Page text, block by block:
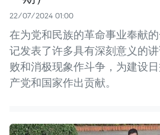
22/07/2024 01:00
在为党和民族的革命事业奉献
记发表了许多具有深刻意义的
败和消极现象作斗争，为建设
产党和国家作出贡献。